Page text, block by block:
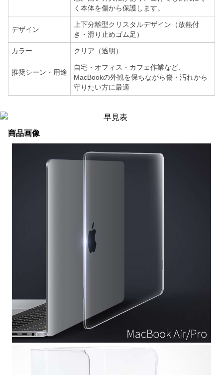
く本体を傷から保護します。
デザイン
上下分離型クリスタルデザイン（放熱付
き・滑り止めゴム足）
カラー クリア（透明）
推奨シーン・用途
自宅・オフィス・カフェ作業など、
MacBookの外観を保ちながら傷・汚れから
守りたい方に最適
商品画像